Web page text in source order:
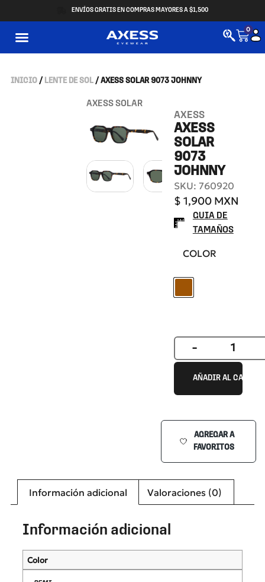
ENVÍOS GRATIS EN COMPRAS MAYORES A $1,500
0
INICIO/ LENTE DE SOL/ AXESS SOLAR 9073 JOHNNY
AXESS SOLAR
AXESS
AXESS
SOLAR
9073
JOHNNY
SKU: 760920
$ 1,900 MXN
GUIA DE
TAMAÑOS
COLOR
DEMI
-
AÑADIR AL
AGREGAR A
FAVORITOS
Información adicional Valoraciones (0)
Información adicional
Color